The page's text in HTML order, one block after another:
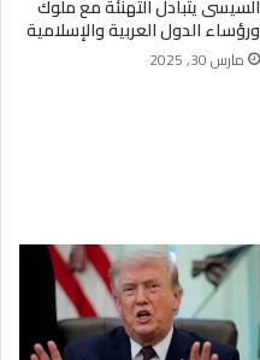
السيسى يتبادل التهنئة مع ملوك
ورؤساء الدول العربية والإسلامية
مارس 30, 2025